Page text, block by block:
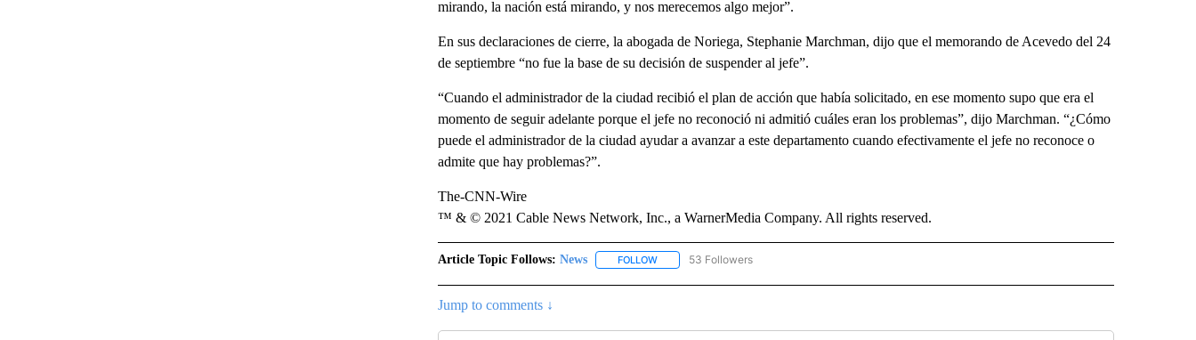
mirando, la nación está mirando, y nos merecemos algo mejor”.
En sus declaraciones de cierre, la abogada de Noriega, Stephanie Marchman, dijo que el memorando de Acevedo del 24
de septiembre “no fue la base de su decisión de suspender al jefe”.
“Cuando el administrador de la ciudad recibió el plan de acción que había solicitado, en ese momento supo que era el
momento de seguir adelante porque el jefe no reconoció ni admitió cuáles eran los problemas”, dijo Marchman. “¿Cómo
puede el administrador de la ciudad ayudar a avanzar a este departamento cuando efectivamente el jefe no reconoce o
admite que hay problemas?”.
The-CNN-Wire
™ & © 2021 Cable News Network, Inc., a WarnerMedia Company. All rights reserved.
Article Topic Follows: News FOLLOWFOLLOW "NEWS" TO RECEIVE NOTIFICATIONS ABOUT NEW PAGES ON "NEWS".
53 Followers
Jump to comments ↓